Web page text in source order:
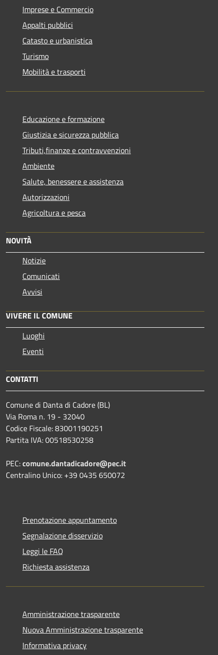
Imprese e Commercio
Appalti pubblici
Catasto e urbanistica
Turismo
Mobilità e trasporti
Educazione e formazione
Giustizia e sicurezza pubblica
Tributi,finanze e contravvenzioni
Ambiente
Salute, benessere e assistenza
Autorizzazioni
Agricoltura e pesca
NOVITÀ
Notizie
Comunicati
Avvisi
VIVERE IL COMUNE
Luoghi
Eventi
CONTATTI
Comune di Danta di Cadore (BL)
Via Roma n. 19 - 32040
Codice Fiscale: 83001190251
Partita IVA: 00518530258
PEC:comune.dantadicadore@pec.it
Centralino Unico: +39 0435 650072
Prenotazione appuntamento
Segnalazione disservizio
Leggi le FAQ
Richiesta assistenza
Amministrazione trasparente
Nuova Amministrazione trasparente
Informativa privacy